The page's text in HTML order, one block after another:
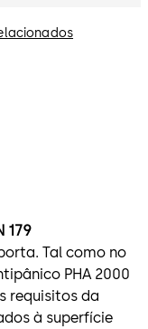
179
Tal como no
PHA 2000
requisitos da
à superfície